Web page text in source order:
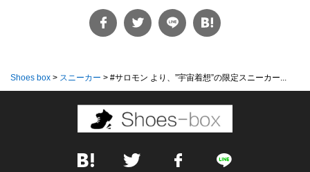
Shoes box > スニーカー > #サロモン より、”宇宙着想”の限定スニーカー...